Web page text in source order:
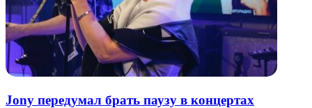
Jony передумал брать паузу в концертах